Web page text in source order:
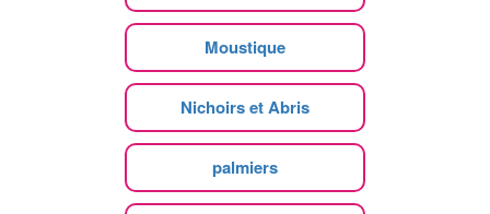
Moustique
Nichoirs et Abris
palmiers